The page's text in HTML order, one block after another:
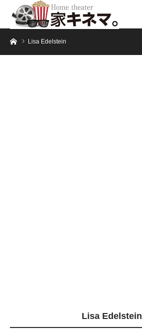
ホームLisa Edelstein
Lisa Edelstein